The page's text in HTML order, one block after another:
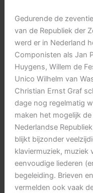
Gedurende de
van de Republiek der
werd er in Nederland
Componisten als Jan
Huygens, Willem de
Unico Wilhelm van
Christian Ernst Graf
dage nog regelmatig
maken het mogelijk
Nederlandse
blijkt bijzonder
klaviermuziek, muziek
eenvoudige liederen
begeleiding. Brieven
vermelden ook vaak